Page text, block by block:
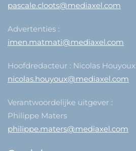
pascale.cloots@mediaxel.com
Advertenties :
imen.matmati@mediaxel.com
Hoofdredacteur : Nicolas Houyoux
nicolas.houyoux@mediaxel.com
Verantwoordelijke uitgever :
Philippe Maters
philippe.maters@mediaxel.com